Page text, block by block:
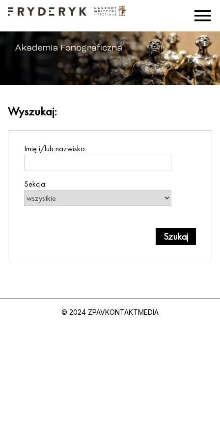
Wyszukaj:
Imię i/lub nazwisko:
Sekcja:
© 2024 ZPAVKONTAKTMEDIA